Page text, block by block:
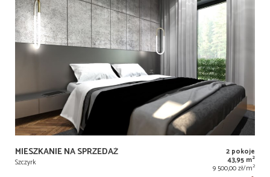
MIESZKANIE NA SPRZEDAŻ
Szczyrk
2 pokoje
43,95 m2
9 500,00 zł/m2